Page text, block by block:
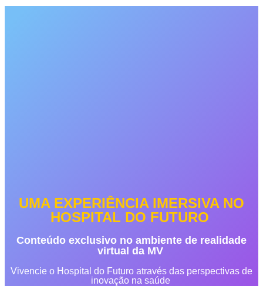
UMA EXPERIÊNCIA IMERSIVA NO
HOSPITAL DO FUTURO
Conteúdo exclusivo no ambiente de realidade
virtual da MV
Vivencie o Hospital do Futuro através das perspectivas de
inovação na saúde